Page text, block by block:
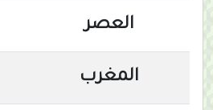
العصر
المغرب